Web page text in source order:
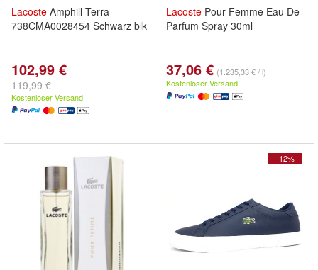
Lacoste Amphill Terra
738CMA0028454 Schwarz blk
102,99 €
119,99 €
Kostenloser Versand
Lacoste Pour Femme Eau De
Parfum Spray 30ml
37,06 € (1.235,33 € / l)
Kostenloser Versand
- 12%